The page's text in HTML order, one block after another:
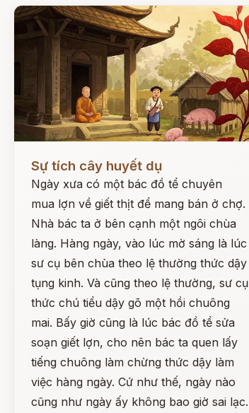
Sự tích cây huyết dụ
Ngày xưa có một bác đồ tể chuyên
mua lợn về giết thịt để mang bán ở chợ.
Nhà bác ta ở bên cạnh một ngôi chùa
làng. Hàng ngày, vào lúc mờ sáng là lúc
sư cụ bên chùa theo lệ thường thức dậy
tụng kinh. Và cũng theo lệ thường, sư cụ
thức chú tiểu dậy gõ một hồi chuông
mai. Bấy giờ cũng là lúc bác đồ tể sửa
soạn giết lợn, cho nên bác ta quen lấy
tiếng chuông làm chừng thức dậy làm
việc hàng ngày. Cứ như thế, ngày nào
cũng như ngày ấy không bao giờ sai lạc.